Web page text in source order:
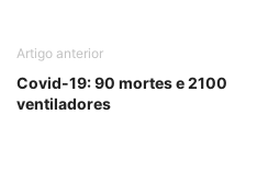
Artigo anterior
Covid-19: 90 mortes e 2100
ventiladores